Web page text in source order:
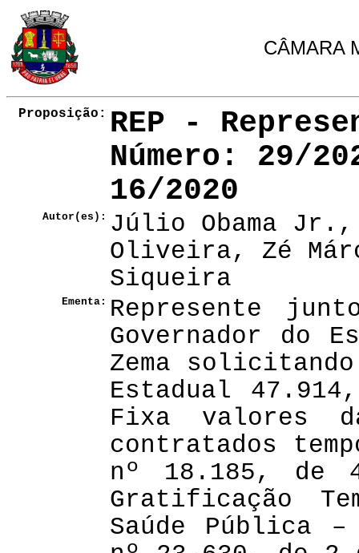
CÂMARA
Proposição: REP -
Número : 29/
16/2020
Autor(es): Júlio Obama
Oliveira, Zé
Siqueira
Ementa: Represente
Governador do
Zema
Estadual
Fixa valores
contratados
nº 18.185, de
Gratificação
Saúde Pública